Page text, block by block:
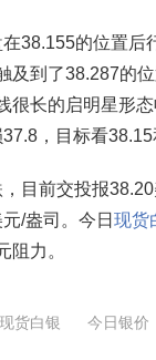
38.155的位置后
及到了38.287的
很长的启明星形
，目标看38.15
目前交投报
/盎司。今日 现货
阻力。
现货白银 今日银价